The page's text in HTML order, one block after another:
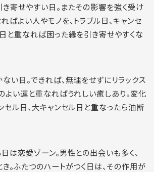
寄せやすい日。またその影響を強く受け
ばよい人やモノを、トラブル日、キャンセ
と重なれば困った縁を引き寄せやすくな
い日。できれば、無理をせずにリラックス
よい運と重なればうれしい癒しあり。変化
セル日、大キャンセル日と重なったら油断
は恋愛ゾーン。男性との出会いも多く、
。ふたつのハートがつく日は、その作用が